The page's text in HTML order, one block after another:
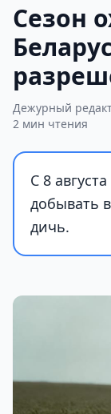
Сезон
Дежурный
2 мин чтения
С 8
добывать
дичь.